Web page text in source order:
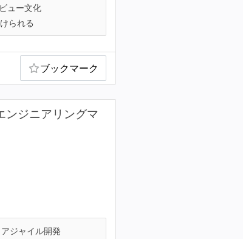
ュー文化
られる
ブックマーク
ンジニアリングマ
アジャイル開発